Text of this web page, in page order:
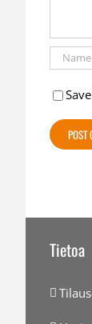
Tietoa